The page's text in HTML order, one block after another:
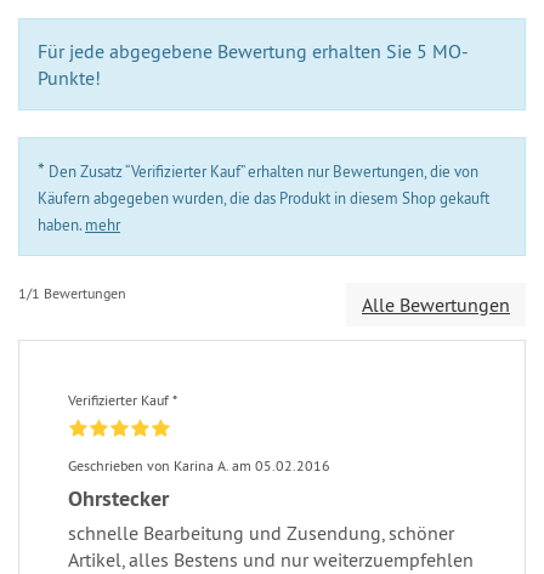
Für jede abgegebene Bewertung erhalten Sie 5 MO-
Punkte!
* Den Zusatz “Verifizierter Kauf” erhalten nur Bewertungen, die von
Käufern abgegeben wurden, die das Produkt in diesem Shop gekauft
haben. mehr
1/1 Bewertungen Alle Bewertungen
Verifizierter Kauf *
Geschrieben von Karina A. am 05.02.2016
Ohrstecker
schnelle Bearbeitung und Zusendung, schöner
Artikel, alles Bestens und nur weiterzuempfehlen